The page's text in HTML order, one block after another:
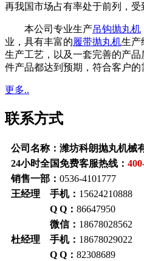
再我国市场占有率处于前列，受
本公司专业生产吊钩抛丸机
业，具有丰富的履带抛丸机生产
生产工艺，以及一套完善的产
件产品都达到预期，符合客户的
更多..
联系方式
公司名称：潍坊科朗抛丸机械
24小时全国免费客服热线：
销售一部： 0536-4101777
王经理 手机： 15624210888
Q Q： 86647950
微信： 18678028562
杜经理 手机： 18678029022
Q Q： 82308689